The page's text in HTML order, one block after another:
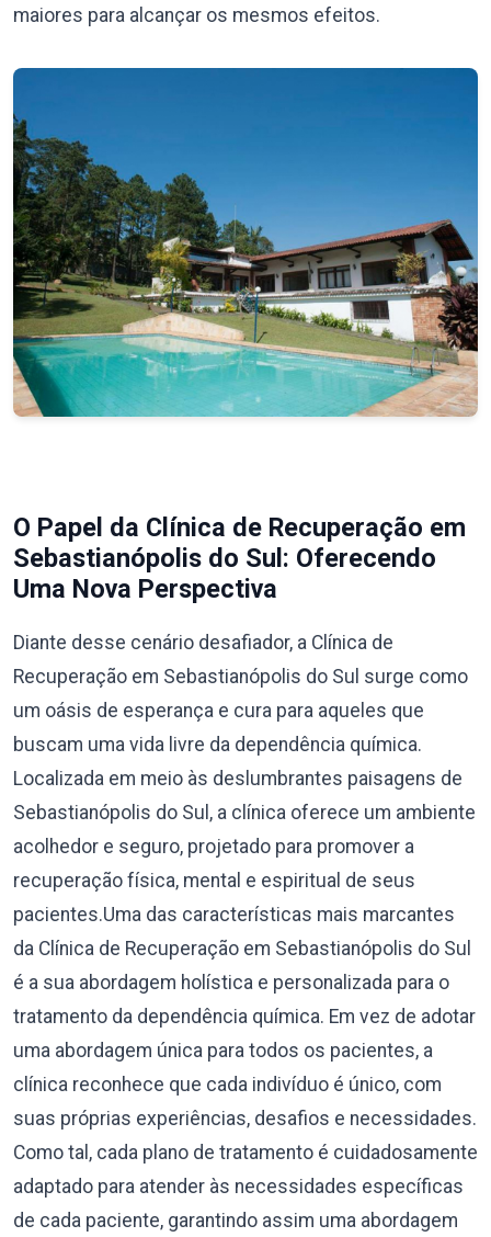
maiores para alcançar os mesmos efeitos.
O Papel da Clínica de Recuperação em
Sebastianópolis do Sul: Oferecendo
Uma Nova Perspectiva
Diante desse cenário desafiador, a Clínica de
Recuperação em Sebastianópolis do Sul surge como
um oásis de esperança e cura para aqueles que
buscam uma vida livre da dependência química.
Localizada em meio às deslumbrantes paisagens de
Sebastianópolis do Sul, a clínica oferece um ambiente
acolhedor e seguro, projetado para promover a
recuperação física, mental e espiritual de seus
pacientes.Uma das características mais marcantes
da Clínica de Recuperação em Sebastianópolis do Sul
é a sua abordagem holística e personalizada para o
tratamento da dependência química. Em vez de adotar
uma abordagem única para todos os pacientes, a
clínica reconhece que cada indivíduo é único, com
suas próprias experiências, desafios e necessidades.
Como tal, cada plano de tratamento é cuidadosamente
adaptado para atender às necessidades específicas
de cada paciente, garantindo assim uma abordagem